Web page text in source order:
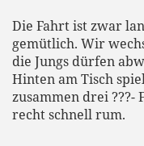
Die Fahrt ist zwar
gemütlich. Wir
die Jungs dürfen
Hinten am Tisch
zusammen drei ???-
recht schnell rum.